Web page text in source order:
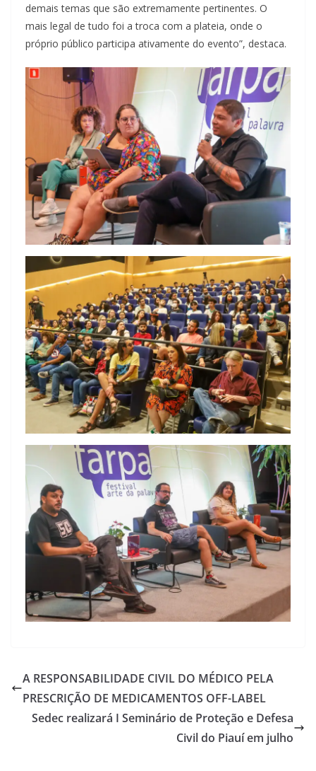
demais temas que são extremamente pertinentes. O
mais legal de tudo foi a troca com a plateia, onde o
próprio público participa ativamente do evento”, destaca.
A RESPONSABILIDADE CIVIL DO MÉDICO PELA
PRESCRIÇÃO DE MEDICAMENTOS OFF-LABEL
Sedec realizará I Seminário de Proteção e Defesa
Civil do Piauí em julho